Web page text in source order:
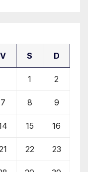
V S D
1 2
7 8 9
15 16
22 23